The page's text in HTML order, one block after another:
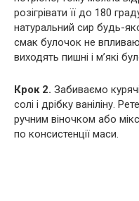
розігрівати її до 180
натуральний сир будь-
смак булочок не
виходять пишні і м’які
Крок 2. Забиваємо
солі і дрібку ваніліну.
ручним віночком або
по консистенції маси.